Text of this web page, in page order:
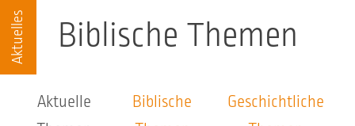
Aktuelles Biblische Themen
Aktuelle
Biblische
Geschichtliche